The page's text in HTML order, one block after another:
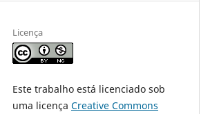
Licença
Este trabalho está licenciado sob
uma licença Creative Commons